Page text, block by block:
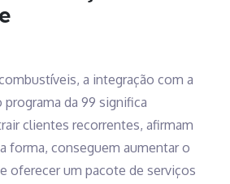
a integração com a
da 99 significa
clientes recorrentes, afirmam
forma, conseguem aumentar o
oferecer um pacote de serviços